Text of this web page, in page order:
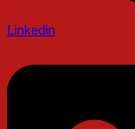
Linkedin